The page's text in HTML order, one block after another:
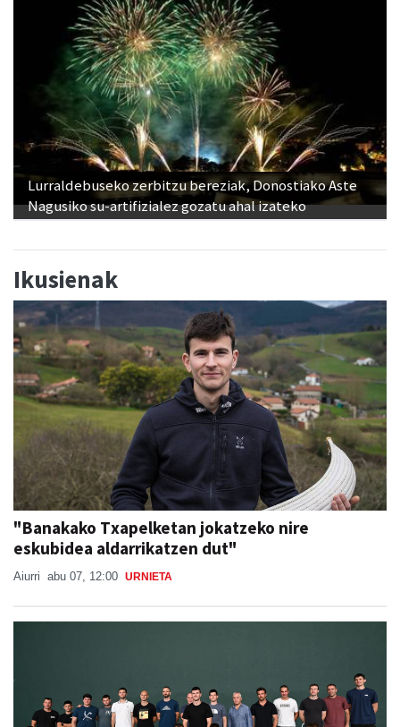
Lurraldebuseko zerbitzu bereziak, Donostiako Aste
Nagusiko su-artifizialez gozatu ahal izateko
Ikusienak
"Banakako Txapelketan jokatzeko nire
eskubidea aldarrikatzen dut"
Aiurri abu 07, 12:00 URNIETA